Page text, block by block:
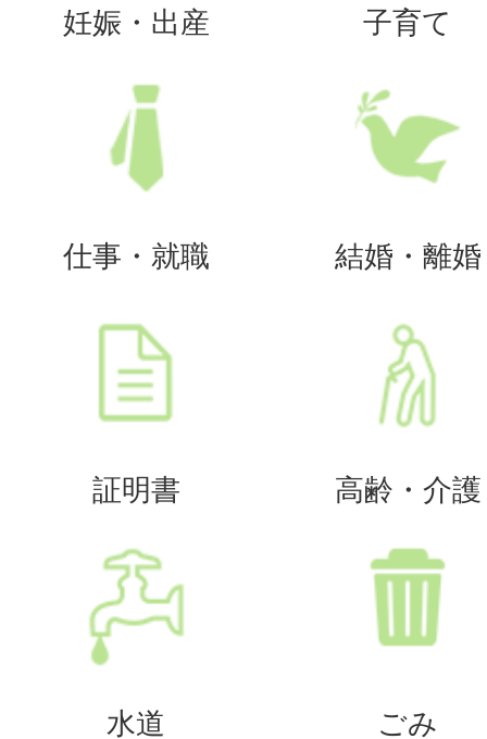
妊娠・出産 子育て
仕事・就職 結婚・離婚
証明書 高齢・介護
水道 ごみ